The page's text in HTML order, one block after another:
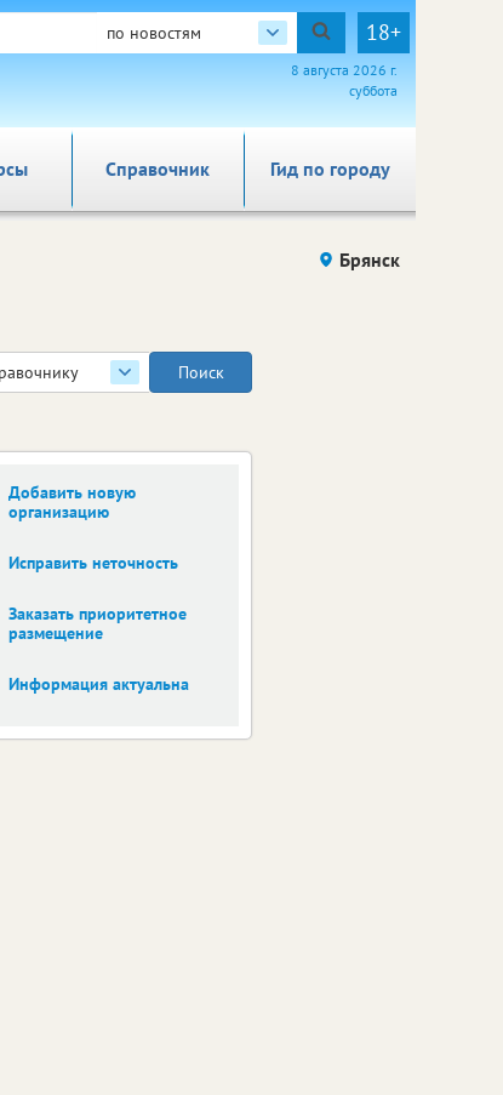
по новостям 18+
8 августа 2026 г.
суббота
Справочник Гид по городу
Брянск
Добавить новую
организацию
Исправить неточность
Заказать приоритетное
размещение
Информация актуальна